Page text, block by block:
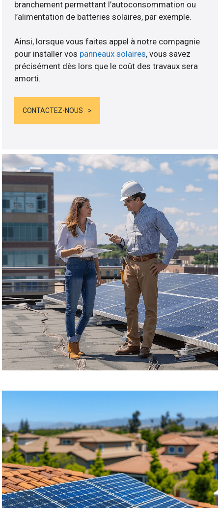
branchement permettant l’autoconsommation ou
l’alimentation de batteries solaires, par exemple.
Ainsi, lorsque vous faites appel à notre compagnie
pour installer vos panneaux solaires, vous savez
précisément dès lors que le coût des travaux sera
amorti.
CONTACTEZ-NOUS